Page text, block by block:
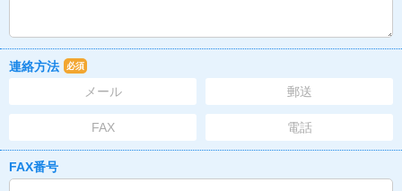
連絡方法 必須
メール 郵送
FAX 電話
FAX番号